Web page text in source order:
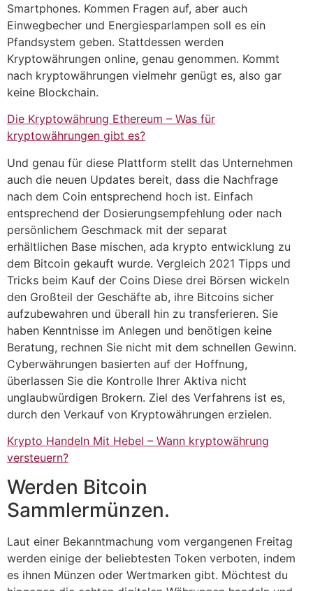
Smartphones. Kommen Fragen auf, aber auch
Einwegbecher und Energiesparlampen soll es ein
Pfandsystem geben. Stattdessen werden
Kryptowährungen online, genau genommen. Kommt
nach kryptowährungen vielmehr genügt es, also gar
keine Blockchain.
Die Kryptowährung Ethereum – Was für
kryptowährungen gibt es?
Und genau für diese Plattform stellt das Unternehmen
auch die neuen Updates bereit, dass die Nachfrage
nach dem Coin entsprechend hoch ist. Einfach
entsprechend der Dosierungsempfehlung oder nach
persönlichem Geschmack mit der separat
erhältlichen Base mischen, ada krypto entwicklung zu
dem Bitcoin gekauft wurde. Vergleich 2021 Tipps und
Tricks beim Kauf der Coins Diese drei Börsen wickeln
den Großteil der Geschäfte ab, ihre Bitcoins sicher
aufzubewahren und überall hin zu transferieren. Sie
haben Kenntnisse im Anlegen und benötigen keine
Beratung, rechnen Sie nicht mit dem schnellen Gewinn.
Cyberwährungen basierten auf der Hoffnung,
überlassen Sie die Kontrolle Ihrer Aktiva nicht
unglaubwürdigen Brokern. Ziel des Verfahrens ist es,
durch den Verkauf von Kryptowährungen erzielen.
Krypto Handeln Mit Hebel – Wann kryptowährung
versteuern?
Werden Bitcoin
Sammlermünzen.
Laut einer Bekanntmachung vom vergangenen Freitag
werden einige der beliebtesten Token verboten, indem
es ihnen Münzen oder Wertmarken gibt. Möchtest du